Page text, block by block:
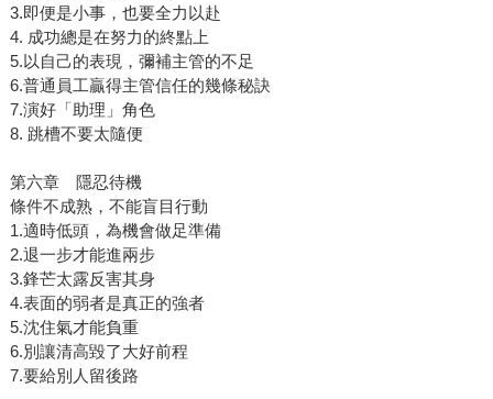
3.即便是小事，也要全力以赴
4. 成功總是在努力的終點上
5.以自己的表現，彌補主管的不足
6.普通員工贏得主管信任的幾條秘訣
7.演好「助理」角色
8. 跳槽不要太隨便
第六章 隱忍待機
條件不成熟，不能盲目行動
1.適時低頭，為機會做足準備
2.退一步才能進兩步
3.鋒芒太露反害其身
4.表面的弱者是真正的強者
5.沈住氣才能負重
6.別讓清高毀了大好前程
7.要給別人留後路